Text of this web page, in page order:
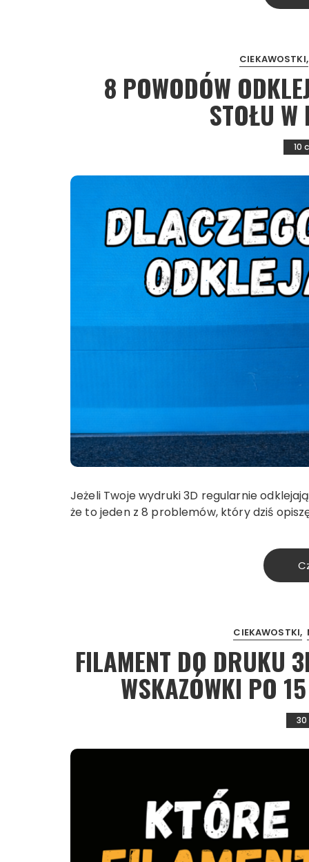
CIEKAWOSTKI
8 POWODÓW
STOŁU
10
Jeżeli Twoje wydruki 3D regularnie
że to jeden z 8 problemów, który dziś
CIEKAWOSTKI
FILAMENT DO DRUKU
WSKAZÓWKI PO